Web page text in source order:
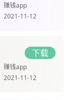
赚钱app
2021-11-12
下载
赚钱app
2021-11-12